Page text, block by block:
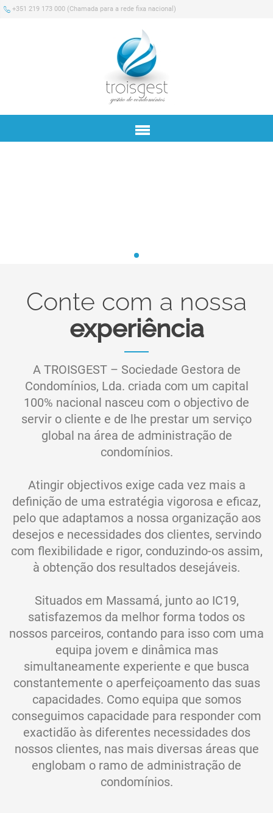
+351 219 173 000 (Chamada para a rede fixa nacional)
Menu
Conte com a nossa
experiência
A TROISGEST – Sociedade Gestora de
Condomínios, Lda. criada com um capital
100% nacional nasceu com o objectivo de
servir o cliente e de lhe prestar um serviço
global na área de administração de
condomínios.
Atingir objectivos exige cada vez mais a
definição de uma estratégia vigorosa e eficaz,
pelo que adaptamos a nossa organização aos
desejos e necessidades dos clientes, servindo
com flexibilidade e rigor, conduzindo-os assim,
à obtenção dos resultados desejáveis.
Situados em Massamá, junto ao IC19,
satisfazemos da melhor forma todos os
nossos parceiros, contando para isso com uma
equipa jovem e dinâmica mas
simultaneamente experiente e que busca
constantemente o aperfeiçoamento das suas
capacidades. Como equipa que somos
conseguimos capacidade para responder com
exactidão às diferentes necessidades dos
nossos clientes, nas mais diversas áreas que
englobam o ramo de administração de
condomínios.